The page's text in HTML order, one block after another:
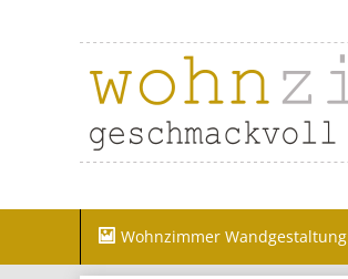
Wohnzimmer Wandgestaltung